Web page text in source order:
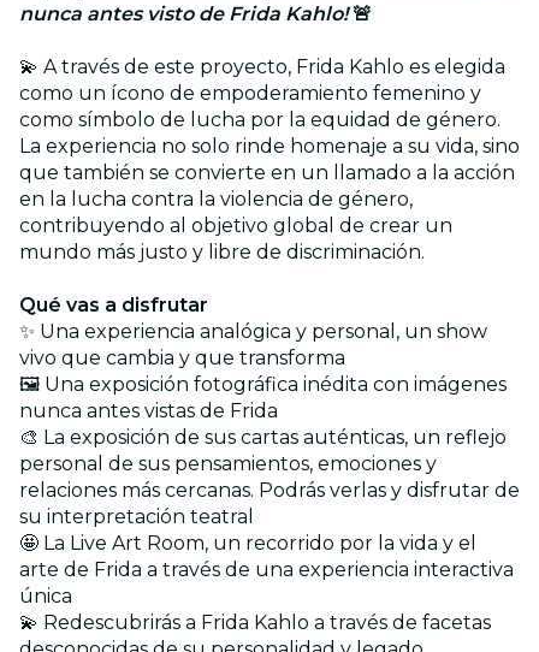
nunca antes visto de Frida Kahlo!🚨
💫 A través de este proyecto, Frida Kahlo es elegida
como un ícono de empoderamiento femenino y
como símbolo de lucha por la equidad de género.
La experiencia no solo rinde homenaje a su vida, sino
que también se convierte en un llamado a la acción
en la lucha contra la violencia de género,
contribuyendo al objetivo global de crear un
mundo más justo y libre de discriminación.
Qué vas a disfrutar
✨ Una experiencia analógica y personal, un show
vivo que cambia y que transforma
🖼️ Una exposición fotográfica inédita con imágenes
nunca antes vistas de Frida
🎨 La exposición de sus cartas auténticas, un reflejo
personal de sus pensamientos, emociones y
relaciones más cercanas. Podrás verlas y disfrutar de
su interpretación teatral
🤩 La Live Art Room, un recorrido por la vida y el
arte de Frida a través de una experiencia interactiva
única
💫 Redescubrirás a Frida Kahlo a través de facetas